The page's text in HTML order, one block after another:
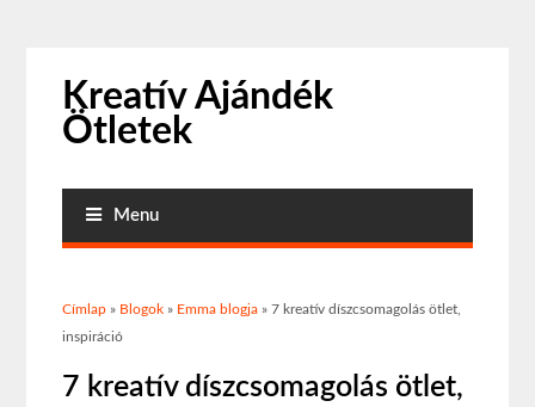
Kreatív Ajándék
Ötletek
Menu
Jelenlegi hely
Címlap » Blogok » Emma blogja » 7 kreatív díszcsomagolás ötlet,
inspiráció
7 kreatív díszcsomagolás ötlet,